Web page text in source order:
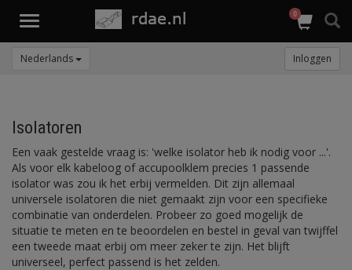
Toggle
0
Nederlands Inloggen
Isolatoren
Een vaak gestelde vraag is: 'welke isolator heb ik nodig voor ...'.
Als voor elk kabeloog of accupoolklem precies 1 passende
isolator was zou ik het erbij vermelden. Dit zijn allemaal
universele isolatoren die niet gemaakt zijn voor een specifieke
combinatie van onderdelen. Probeer zo goed mogelijk de
situatie te meten en te beoordelen en bestel in geval van twijffel
een tweede maat erbij om meer zeker te zijn. Het blijft
universeel, perfect passend is het zelden.